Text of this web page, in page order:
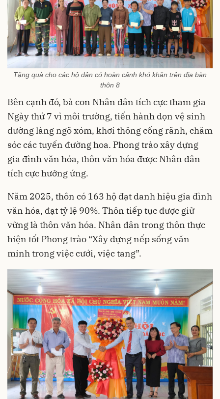
Tặng quà cho các hộ dân có hoàn cảnh khó khăn trên địa bàn
thôn 8
Bên cạnh đó, bà con Nhân dân tích cực tham gia
Ngày thứ 7 vì môi trường, tiến hành dọn vệ sinh
đường làng ngõ xóm, khơi thông cống rãnh, chăm
sóc các tuyến đường hoa. Phong trào xây dựng
gia đình văn hóa, thôn văn hóa được Nhân dân
tích cực hưởng ứng.
Năm 2025, thôn có 163 hộ đạt danh hiệu gia đình
văn hóa, đạt tỷ lệ 90%. Thôn tiếp tục được giữ
vững là thôn văn hóa. Nhân dân trong thôn thực
hiện tốt Phong trào “Xây dựng nếp sống văn
minh trong việc cưới, việc tang”.